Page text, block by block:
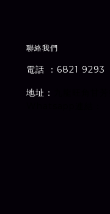
聯絡我們
電話 ：6821 9293
地址：